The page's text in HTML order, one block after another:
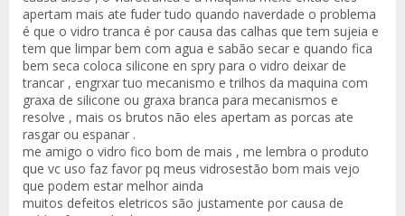
apertam mais ate fuder tudo quando naverdade o problema
é que o vidro tranca é por causa das calhas que tem sujeia e
tem que limpar bem com agua e sabão secar e quando fica
bem seca coloca silicone en spry para o vidro deixar de
trancar , engrxar tuo mecanismo e trilhos da maquina com
graxa de silicone ou graxa branca para mecanismos e
resolve , mais os brutos não eles apertam as porcas ate
rasgar ou espanar .
me amigo o vidro fico bom de mais , me lembra o produto
que vc uso faz favor pq meus vidrosestão bom mais vejo
que podem estar melhor ainda
muitos defeitos eletricos são justamente por causa de